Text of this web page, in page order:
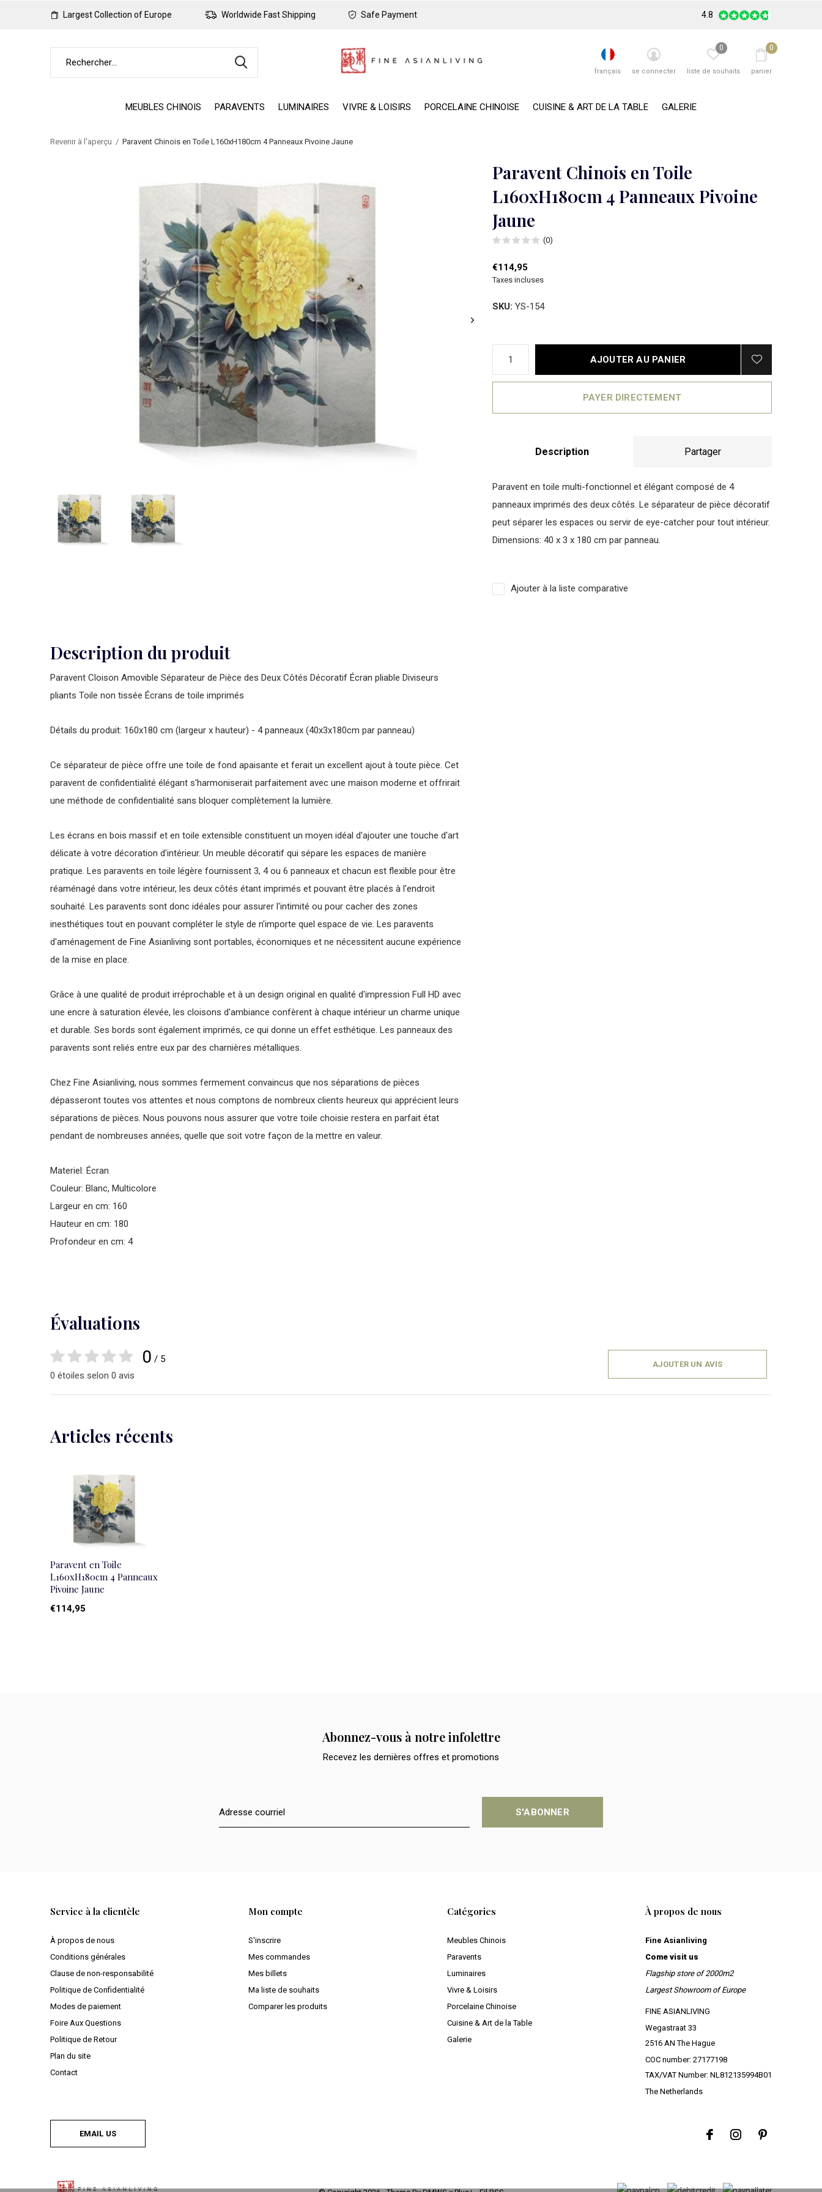
MEUBLES CHINOIS PARAVENTS LUMINAIRES VIVRE & LOISIRS PORCELAINE CHINOISE CUISINE & ART DE LA TABLE GALERIE
français se connecter liste de souhaits
0
panier
0
Largest Collection of Europe Worldwide Fast Shipping Safe Payment 4.8
Revenir à l'aperçu Paravent Chinois en Toile L160xH180cm 4 Panneaux Pivoine Jaune
Paravent Chinois en Toile
L160xH180cm 4 Panneaux Pivoine
Jaune
(0)
€114,95
Taxes incluses
SKU: YS-154
AJOUTER AU PANIER
PAYER DIRECTEMENT
Description Partager
Paravent en toile multi-fonctionnel et élégant composé de 4
panneaux imprimés des deux côtés. Le séparateur de pièce décoratif
peut séparer les espaces ou servir de eye-catcher pour tout intérieur.
Dimensions: 40 x 3 x 180 cm par panneau.
Ajouter à la liste comparative
Description du produit
Paravent Cloison Amovible Séparateur de Pièce des Deux Côtés Décoratif Écran pliable Diviseurs
pliants Toile non tissée Écrans de toile imprimés
Détails du produit: 160x180 cm (largeur x hauteur) - 4 panneaux (40x3x180cm par panneau)
Ce séparateur de pièce offre une toile de fond apaisante et ferait un excellent ajout à toute pièce. Cet
paravent de confidentialité élégant s'harmoniserait parfaitement avec une maison moderne et offrirait
une méthode de confidentialité sans bloquer complètement la lumière.
Les écrans en bois massif et en toile extensible constituent un moyen idéal d'ajouter une touche d'art
délicate à votre décoration d'intérieur. Un meuble décoratif qui sépare les espaces de manière
pratique. Les paravents en toile légère fournissent 3, 4 ou 6 panneaux et chacun est flexible pour être
réaménagé dans votre intérieur, les deux côtés étant imprimés et pouvant être placés à l'endroit
souhaité. Les paravents sont donc idéales pour assurer l'intimité ou pour cacher des zones
inesthétiques tout en pouvant compléter le style de n'importe quel espace de vie. Les paravents
d'aménagement de Fine Asianliving sont portables, économiques et ne nécessitent aucune expérience
de la mise en place.
Grâce à une qualité de produit irréprochable et à un design original en qualité d'impression Full HD avec
une encre à saturation élevée, les cloisons d'ambiance confèrent à chaque intérieur un charme unique
et durable. Ses bords sont également imprimés, ce qui donne un effet esthétique. Les panneaux des
paravents sont reliés entre eux par des charnières métalliques.
Chez Fine Asianliving, nous sommes fermement convaincus que nos séparations de pièces
dépasseront toutes vos attentes et nous comptons de nombreux clients heureux qui apprécient leurs
séparations de pièces. Nous pouvons nous assurer que votre toile choisie restera en parfait état
pendant de nombreuses années, quelle que soit votre façon de la mettre en valeur.
Materiel: Écran
Couleur: Blanc, Multicolore
Largeur en cm: 160
Hauteur en cm: 180
Profondeur en cm: 4
Évaluations
0 / 5
0 étoiles selon 0 avis
AJOUTER UN AVIS
Articles récents
Paravent en Toile
L160xH180cm 4 Panneaux
Pivoine Jaune
€114,95
Abonnez-vous à notre infolettre
Recevez les dernières offres et promotions
S'ABONNER
Service à la clientèle
À propos de nous
Conditions générales
Clause de non-responsabilité
Politique de Confidentialité
Modes de paiement
Foire Aux Questions
Politique de Retour
Plan du site
Contact
Mon compte
S'inscrire
Mes commandes
Mes billets
Ma liste de souhaits
Comparer les produits
Catégories
Meubles Chinois
Paravents
Luminaires
Vivre & Loisirs
Porcelaine Chinoise
Cuisine & Art de la Table
Galerie
À propos de nous
Fine Asianliving
Come visit us
Flagship store of 2000m2
Largest Showroom of Europe
FINE ASIANLIVING
Wegastraat 33
2516 AN The Hague
COC number: 27177198
TAX/VAT Number: NL812135994B01
The Netherlands
EMAIL US